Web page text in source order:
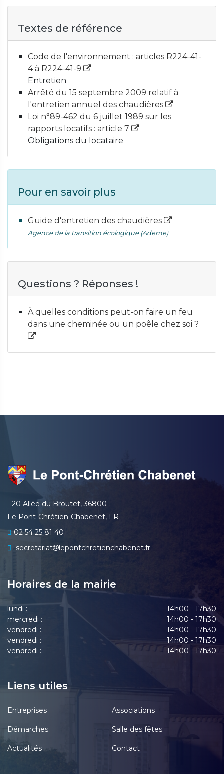
Textes de référence
Code de l'environnement : articles R224-41-
4 à R224-41-9
Entretien
Arrêté du 15 septembre 2009 relatif à
l'entretien annuel des chaudières
Loi n°89-462 du 6 juillet 1989 sur les
rapports locatifs : article 7
Obligations du locataire
Pour en savoir plus
Guide d'entretien des chaudières
Agence de la transition écologique (Ademe)
Questions ? Réponses !
À quelles conditions peut-on faire un feu
dans une cheminée ou un poêle chez soi ?
20 Allée du Broutet, 36800
Le Pont-Chrétien-Chabenet, FR
02 54 25 81 40
secretariat
lepontchretienchabenet.fr
Horaires de la mairie
lundi :
14h00 - 17h30
mercredi :
14h00 - 17h30
vendredi :
14h00 - 17h30
vendredi :
14h00 - 17h30
vendredi :
14h00 - 17h30
Liens utiles
Entreprises Associations
Démarches Salle des fêtes
Actualités Contact